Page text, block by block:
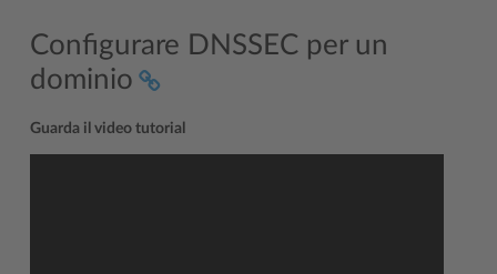
Configurare DNSSEC per un
dominio
Guarda il video tutorial